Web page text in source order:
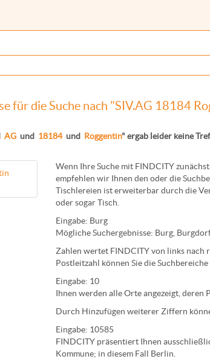
für die Suche nach "SIV.AG 18184
AG und 18184 und Roggentin" ergab leider keine
Wenn Ihre Suche mit FINDCITY
empfehlen wir Ihnen den oder die
Tischlereien ist erweiterbar durch die
oder sogarTisch
Eingabe: Burg
Mögliche Suchergebnisse: Burg Burg
Zahlen wertet FINDCITY von links nach
Postleitzahl können Sie die Suchbereiche
Eingabe: 10
Ihnen werden alle Orteangezeigt, deren
Durch Hinzufügen weiterer Ziffern
Eingabe: 10585
FINDCITY präsentiert Ihnen
Kommune; in diesem Fall Berlin.